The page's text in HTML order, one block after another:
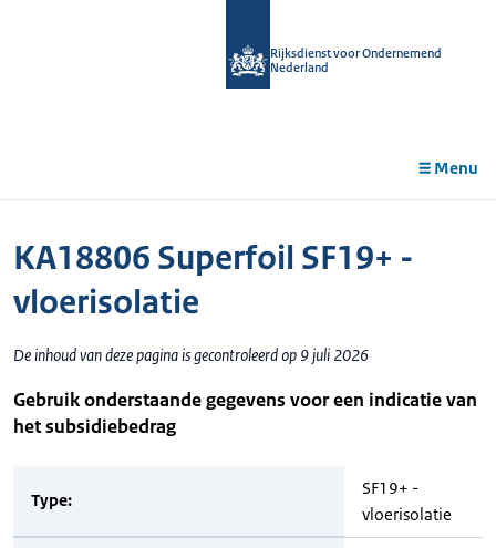
Rijksdienst voor Ondernemend
Nederland
Menu
KA18806 Superfoil SF19+ -
vloerisolatie
De inhoud van deze pagina is gecontroleerd op 9 juli 2026
Gebruik onderstaande gegevens voor een indicatie van
het subsidiebedrag
Type:
SF19+ -
vloerisolatie